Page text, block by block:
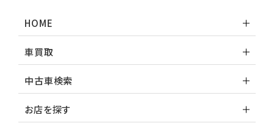
HOME
車買取
中古車検索
お店を探す